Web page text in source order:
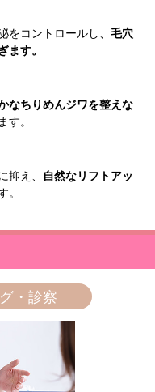
をコントロールし、 毛穴
ます。
なちりめんジワを整えな
す。
抑え、
自然なリフトアッ
。
・診察